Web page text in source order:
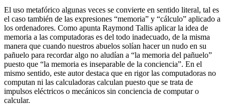
El uso metafórico algunas veces se convierte en sentido literal, tal es
el caso también de las expresiones “memoria” y “cálculo” aplicado a
los ordenadores. Como apunta Raymond Tallis aplicar la idea de
memoria a las computadoras es del todo inadecuado, de la misma
manera que cuando nuestros abuelos solían hacer un nudo en su
pañuelo para recordar algo no aludían a “la memoria del pañuelo”
puesto que “la memoria es inseparable de la conciencia”. En el
mismo sentido, este autor destaca que en rigor las computadoras no
computan ni las calculadoras calculan puesto que se trata de
impulsos eléctricos o mecánicos sin conciencia de computar o
calcular.